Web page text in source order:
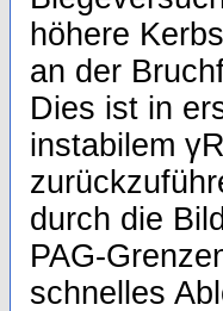
höhere
an der
Dies ist in
instabilem
durch die
PAG-
schnelles